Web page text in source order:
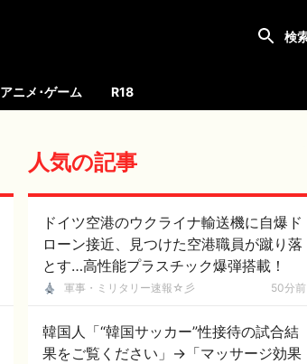
アニメ･ゲーム R18
人気の記事
ドイツ空港のウクライナ輸送機に自爆ド
ローン接近、見つけた空港職員が蹴り落
とす…高性能プラスチック爆弾搭載！
軍事・ミリタリー速報☆彡 50分前
韓国人「“韓国サッカー”性接待の試合結
果をご覧ください」→「マッサージ効果